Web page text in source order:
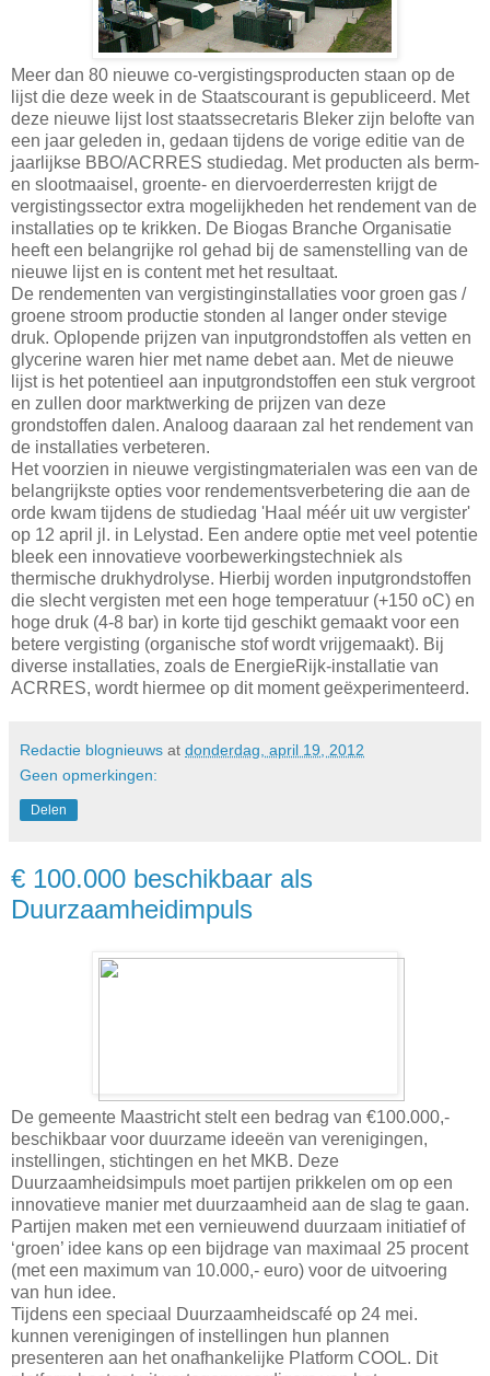
Meer dan 80 nieuwe co-vergistingsproducten staan op de
lijst die deze week in de Staatscourant is gepubliceerd. Met
deze nieuwe lijst lost staatssecretaris Bleker zijn belofte van
een jaar geleden in, gedaan tijdens de vorige editie van de
jaarlijkse BBO/ACRRES studiedag. Met producten als berm-
en slootmaaisel, groente- en diervoerderresten krijgt de
vergistingssector extra mogelijkheden het rendement van de
installaties op te krikken. De Biogas Branche Organisatie
heeft een belangrijke rol gehad bij de samenstelling van de
nieuwe lijst en is content met het resultaat.
De rendementen van vergistinginstallaties voor groen gas /
groene stroom productie stonden al langer onder stevige
druk. Oplopende prijzen van inputgrondstoffen als vetten en
glycerine waren hier met name debet aan. Met de nieuwe
lijst is het potentieel aan inputgrondstoffen een stuk vergroot
en zullen door marktwerking de prijzen van deze
grondstoffen dalen. Analoog daaraan zal het rendement van
de installaties verbeteren.
Het voorzien in nieuwe vergistingmaterialen was een van de
belangrijkste opties voor rendementsverbetering die aan de
orde kwam tijdens de studiedag 'Haal méér uit uw vergister'
op 12 april jl. in Lelystad. Een andere optie met veel potentie
bleek een innovatieve voorbewerkingstechniek als
thermische drukhydrolyse. Hierbij worden inputgrondstoffen
die slecht vergisten met een hoge temperatuur (+150 oC) en
hoge druk (4-8 bar) in korte tijd geschikt gemaakt voor een
betere vergisting (organische stof wordt vrijgemaakt). Bij
diverse installaties, zoals de EnergieRijk-installatie van
ACRRES, wordt hiermee op dit moment geëxperimenteerd.
Redactie blognieuws at donderdag, april 19, 2012
Geen opmerkingen:
Delen
€ 100.000 beschikbaar als
Duurzaamheidimpuls
De gemeente Maastricht stelt een bedrag van €100.000,-
beschikbaar voor duurzame ideeën van verenigingen,
instellingen, stichtingen en het MKB. Deze
Duurzaamheidsimpuls moet partijen prikkelen om op een
innovatieve manier met duurzaamheid aan de slag te gaan.
Partijen maken met een vernieuwend duurzaam initiatief of
‘groen’ idee kans op een bijdrage van maximaal 25 procent
(met een maximum van 10.000,- euro) voor de uitvoering
van hun idee.
Tijdens een speciaal Duurzaamheidscafé op 24 mei.
kunnen verenigingen of instellingen hun plannen
presenteren aan het onafhankelijke Platform COOL. Dit